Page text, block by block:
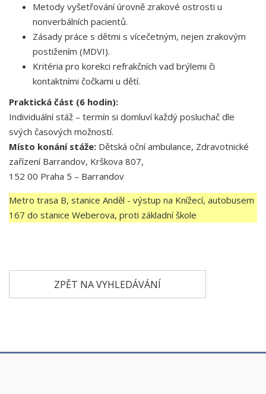
Metody vyšetřování úrovně zrakové ostrosti u
nonverbálních pacientů.
Zásady práce s dětmi s vícečetným, nejen zrakovým
postižením (MDVI).
Kritéria pro korekci refrakčních vad brýlemi či
kontaktními čočkami u dětí.
Praktická část (6 hodin):
Individuální stáž – termín si domluví každý posluchač dle
svých časových možností.
Místo konání stáže: Dětská oční ambulance, Zdravotnické
zařízení Barrandov, Krškova 807,
152 00 Praha 5 – Barrandov
Metro trasa B, stanice Anděl - výstup na Knížecí, autobusem
167 do stanice Weberova, proti základní škole
ZPĚT NA VYHLEDÁVÁNÍ